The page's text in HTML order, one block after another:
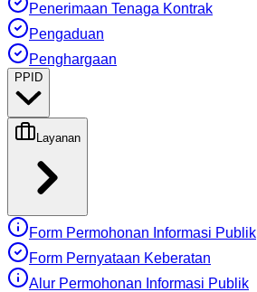
Penerimaan Tenaga Kontrak
Pengaduan
Penghargaan
PPID
Layanan
Form Permohonan Informasi Publik
Form Pernyataan Keberatan
Alur Permohonan Informasi Publik